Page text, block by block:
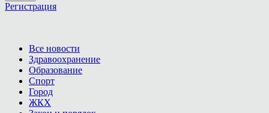
Регистрация
Все новости
Здравоохранение
Образование
Спорт
Город
ЖКХ